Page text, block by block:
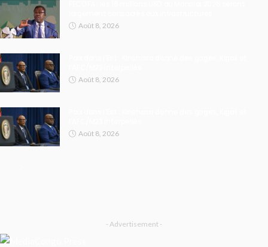
Août 8, 2026
Août 8, 2026
Août 8, 2026
- Advertisement -